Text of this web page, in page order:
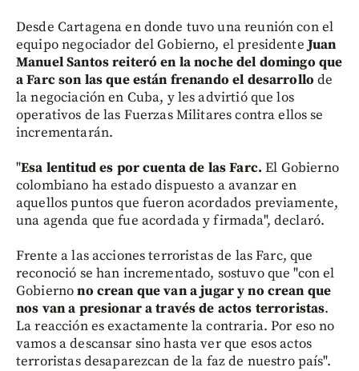
Desde Cartagena en donde tuvo una reunión con el
equipo negociador del Gobierno, el presidenteJuan
Manuel Santos reiteró en la noche del domingo que
a Farc son las que están frenando el desarrollo de
la negociación en Cuba, y les advirtió que los
operativos de las Fuerzas Militares contra ellos se
incrementarán.
"Esa lentitud es por cuenta de las Farc. El Gobierno
colombiano ha estado dispuesto a avanzar en
aquellos puntos que fueron acordados previamente,
una agenda que fue acordada y firmada", declaró.
Frente a las acciones terroristas de las Farc, que
reconoció se han incrementado, sostuvo que "con el
Gobiernono crean que van a jugar y no crean que
nos van a presionar a través de actos terroristas.
La reacción es exactamente la contraria. Por eso no
vamos a descansar sino hasta ver que esos actos
terroristas desaparezcan de la faz de nuestro país".